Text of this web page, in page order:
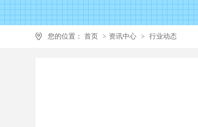
您的位置： 首页 > 资讯中心 > 行业动态